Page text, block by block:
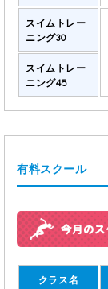
スイムトレー
ニング30
スイムトレー
ニング45
有料スクール
クラス名